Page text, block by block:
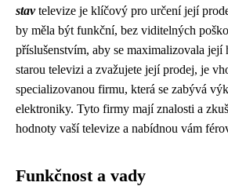
stavtelevize je klíčový pro určení její
by měla být funkční, bez viditelných
příslušenstvím, aby se maximalizovala její
starou televizi a zvažujete její prodej, je
specializovanou firmu, která se zabývá
elektroniky. Tyto firmy mají znalosti a
hodnoty vaší televize a nabídnou vám
Funkčnost a vady